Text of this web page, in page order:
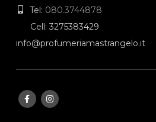
Tel: 080.3744878
Cell: 3275383429
info@profumeriamastrangelo.it